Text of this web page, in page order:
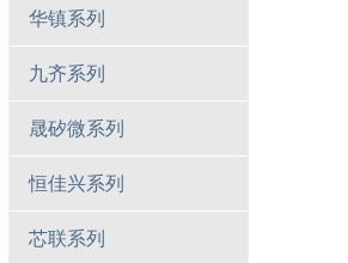
华镇系列
九齐系列
晟矽微系列
恒佳兴系列
芯联系列